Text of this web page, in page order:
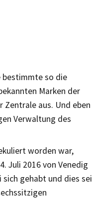
bestimmte so die
Marken der
Zentrale aus. Und eben
Verwaltung des
worden war,
Juli 2016 von Venedig
sich gehabt und dies sei